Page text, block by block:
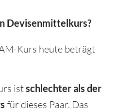
Devisenmittelkurs?
Kurs heute beträgt
istschlechter als der
für dieses Paar. Das